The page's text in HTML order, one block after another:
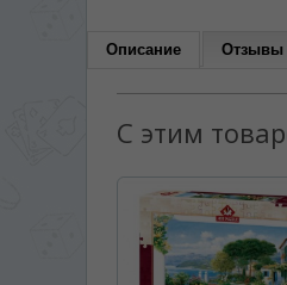
Описание Отзывы
С этим